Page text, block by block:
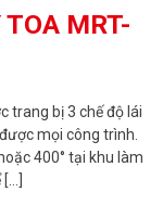
MRT-
trang bị 3 chế độ lái
mọi công trình.
400° tại khu làm